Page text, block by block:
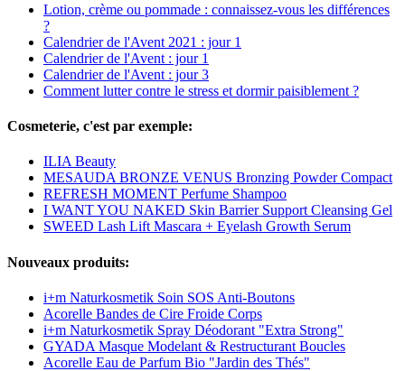
Lotion, crème ou pommade : connaissez-vous les différences
?
Calendrier de l'Avent 2021 : jour 1
Calendrier de l'Avent : jour 1
Calendrier de l'Avent : jour 3
Comment lutter contre le stress et dormir paisiblement ?
Cosmeterie, c'est par exemple:
ILIA Beauty
MESAUDA BRONZE VENUS Bronzing Powder Compact
REFRESH MOMENT Perfume Shampoo
I WANT YOU NAKED Skin Barrier Support Cleansing Gel
SWEED Lash Lift Mascara + Eyelash Growth Serum
Nouveaux produits:
i+m Naturkosmetik Soin SOS Anti-Boutons
Acorelle Bandes de Cire Froide Corps
i+m Naturkosmetik Spray Déodorant "Extra Strong"
GYADA Masque Modelant & Restructurant Boucles
Acorelle Eau de Parfum Bio "Jardin des Thés"